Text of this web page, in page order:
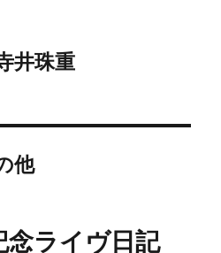
井珠重
他
ライヴ日記